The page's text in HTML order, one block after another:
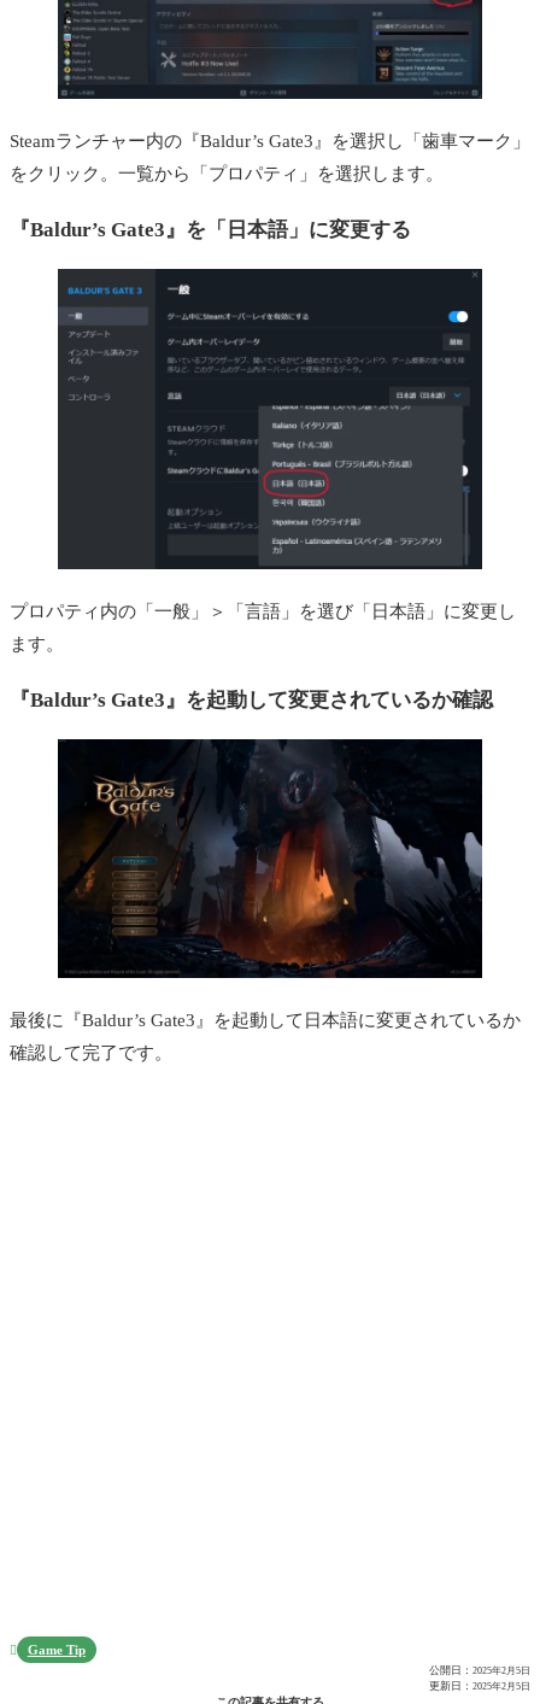
Steamランチャー内の『Baldur’s Gate3』を選択し「歯車マーク」
をクリック。一覧から「プロパティ」を選択します。
『Baldur’s Gate3』を「日本語」に変更する
プロパティ内の「一般」＞「言語」を選び「日本語」に変更し
ます。
『Baldur’s Gate3』を起動して変更されているか確認
最後に『Baldur’s Gate3』を起動して日本語に変更されているか
確認して完了です。
 Game Tip
公開日： 2025年2月5日
更新日： 2025年2月5日